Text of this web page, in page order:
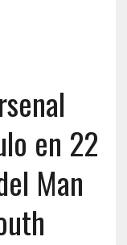
en 22
Man